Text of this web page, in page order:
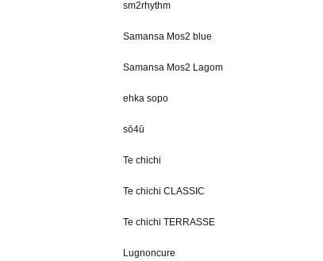
sm2rhythm
Samansa Mos2 blue
Samansa Mos2 Lagom
ehka sopo
sō4ū
Te chichi
Te chichi CLASSIC
Te chichi TERRASSE
Lugnoncure